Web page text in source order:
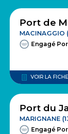
Port de
MACINAGGIO
Engagé
VOIR LA
Port du
MARIGNANE
Engagé